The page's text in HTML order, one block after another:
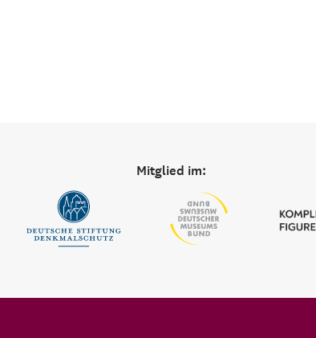
Mitglied im: